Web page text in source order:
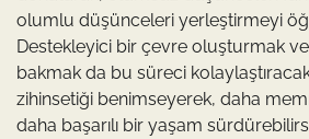
olumlu düşünceleri yerleştirmeyi
Destekleyici bir çevre oluşturmak
bakmak da bu süreci
zihinsetiği benimseyerek, daha
daha başarılı bir yaşam